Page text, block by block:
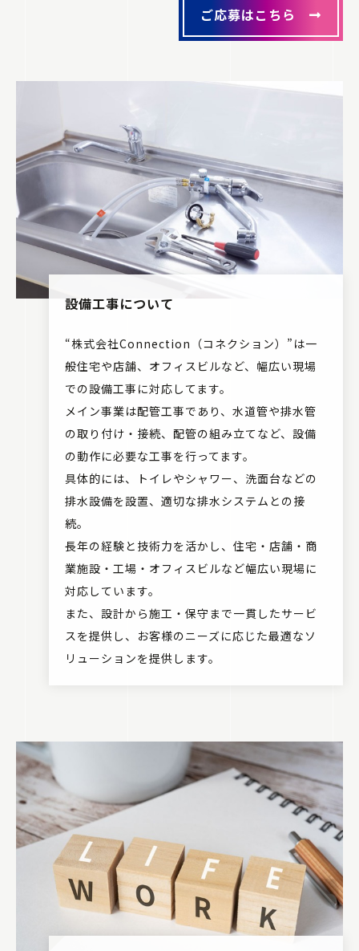
ご応募はこちら
設備工事について
“株式会社Connection（コネクション）”は一
般住宅や店舗、オフィスビルなど、幅広い現場
での設備工事に対応してます。
メイン事業は配管工事であり、水道管や排水管
の取り付け・接続、配管の組み立てなど、設備
の動作に必要な工事を行ってます。
具体的には、トイレやシャワー、洗面台などの
排水設備を設置、適切な排水システムとの接
続。
長年の経験と技術力を活かし、住宅・店舗・商
業施設・工場・オフィスビルなど幅広い現場に
対応しています。
また、設計から施工・保守まで一貫したサービ
スを提供し、お客様のニーズに応じた最適なソ
リューションを提供します。